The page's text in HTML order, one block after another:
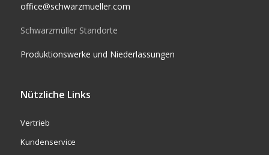
office@schwarzmueller.com
Schwarzmüller Standorte
Produktionswerke und Niederlassungen
Nützliche Links
Vertrieb
Kundenservice